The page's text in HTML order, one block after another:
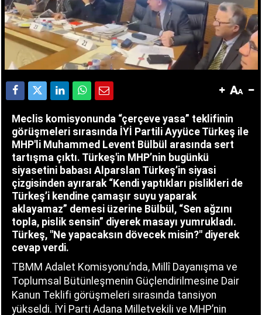
Meclis komisyonunda “çerçeve yasa” teklifinin
görüşmeleri sırasında İYİ Partili Ayyüce Türkeş ile
MHP'li Muhammed Levent Bülbül arasında sert
tartışma çıktı. Türkeş'in MHP’nin bugünkü
siyasetini babası Alparslan Türkeş’in siyasi
çizgisinden ayırarak “Kendi yaptıkları pislikleri de
Türkeş’i kendine çamaşır suyu yaparak
aklayamaz” demesi üzerine Bülbül, “Sen ağzını
topla, pislik sensin” diyerek masayı yumrukladı.
Türkeş, "Ne yapacaksın dövecek misin?" diyerek
cevap verdi.
TBMM Adalet Komisyonu’nda, Millî Dayanışma ve
Toplumsal Bütünleşmenin Güçlendirilmesine Dair
Kanun Teklifi görüşmeleri sırasında tansiyon
yükseldi. İYİ Parti Adana Milletvekili ve MHP’nin